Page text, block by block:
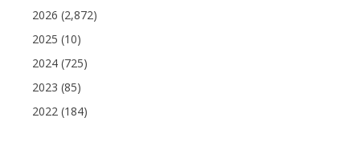
2026 (2,872)
2025 (10)
2024 (725)
2023 (85)
2022 (184)